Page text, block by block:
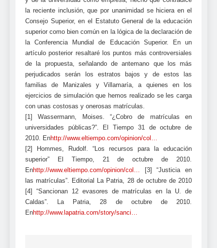
la reciente inclusión, que por unanimidad se hiciera en el
Consejo Superior, en el Estatuto General de la educación
superior como bien común en la lógica de la declaración de
la Conferencia Mundial de Educación Superior. En un
artículo posterior resaltaré los puntos más controversiales
de la propuesta, señalando de antemano que los más
perjudicados serán los estratos bajos y de estos las
familias de Manizales y Villamaría, a quienes en los
ejercicios de simulación que hemos realizado se les carga
con unas costosas y onerosas matrículas.
[1] Wassermann, Moises. “¿Cobro de matrículas en
universidades públicas?”. El Tiempo 31 de octubre de
2010. Enhttp://www.eltiempo.com/opinion/col…
[2] Hommes, Rudolf. “Los recursos para la educación
superior” El Tiempo, 21 de octubre de 2010.
Enhttp://www.eltiempo.com/opinion/col…
[3] “Justicia en
las matrículas”. Editorial La Patria, 28 de octubre de 2010
[4] “Sancionan 12 evasores de matrículas en la U. de
Caldas”. La Patria, 28 de octubre de 2010.
Enhttp://www.lapatria.com/story/sanci…